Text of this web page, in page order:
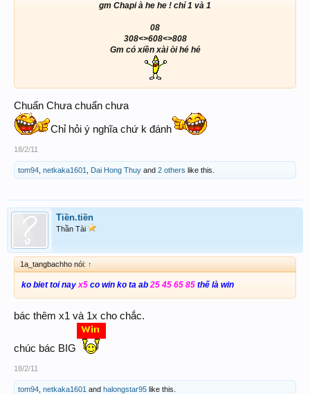
gm Chapi à he he ! chỉ 1 và 1
08
308<>608<>808
Gm có xiền xài òi hé hé
Chuẩn Chưa chuẩn chưa
Chỉ hỏi ý nghĩa chứ k đánh
18/2/11
tom94 netkaka1601 Dai Hong Thuy and 2 others like this.
Tiền.tiền
Thần Tài
1a_tangbachho nói: ↑
ko biet toi nayx5 co win ko ta ab25 45 65 85 thế là win
bác thêm x1 và 1x cho chắc.
chúc bác BIG
18/2/11
tom94 netkaka1601 and halongstar95 like this.